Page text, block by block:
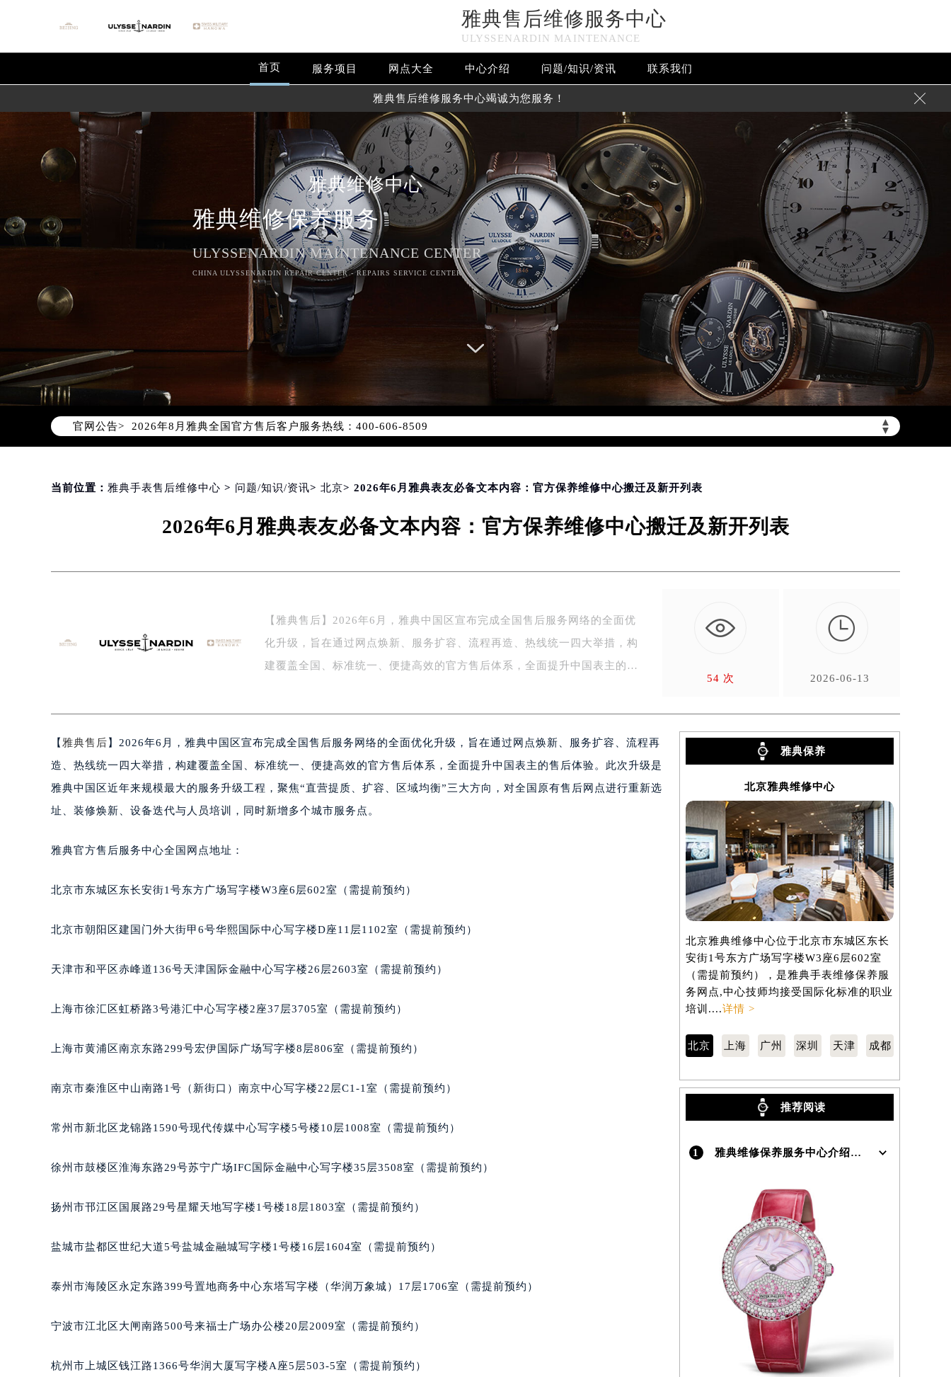
雅典售后维修服务中心
ULYSSENARDIN MAINTENANCE
首页 服务项目 网点大全 中心介绍 问题/知识/资讯 联系我们
雅典售后维修服务中心竭诚为您服务！ 
雅典维修中心
雅典维修保养服务
ULYSSENARDIN MAINTENANCE CENTER
CHINA ULYSSENARDIN REPAIR CENTER - REPAIRS SERVICE CENTER
官网公告> ▲
▼
2026年8月雅典中国区售后服务网络优化升级公告
2026年8月雅典全国官方售后客户服务热线：400-606-8509
雅典官方全国统一服务热线400-606-8509，服务覆盖中国大陆、香港、澳门、台湾全部区域（非大陆需加拨“+86”）
2026年8月雅典售后服务中心最新网点地址：
北京市东城区东长安街1号东方广场写字楼W3座6层602室（需提前预约）
上海市徐汇区虹桥路3号港汇中心写字楼2座37层3705室（需提前预约）
扬州市邗江区国展路29号星耀天地写字楼1号楼18层1803室（需提前预约）
盐城市盐都区世纪大道5号盐城金融城写字楼1号楼16层1604室（需提前预约）
泰州市海陵区永定东路399号置地商务中心东塔写字楼（华润万象城）17层1706室（需提前预约）
绍兴市越城区胜利东路379号世茂天际中心写字楼8层805室（需提前预约）
嘉兴市南湖区广益路705号嘉兴世界贸易中心写字楼A座13层1304室（需提前预约）
南昌市红谷滩新区红谷中大道998号绿地双子塔（中央广场）A1座办公楼14层07室（需提前预约）
济南市历下区经十路11111号华润中心写字楼（万象城）15层1508室（需提前预约）
广州市越秀区环市东路371-375号世界贸易中心大厦南塔写字楼15层07室（需提前预约）
惠州市惠城区江北文昌一路7号华贸大厦写字楼1座30层05室（需提前预约）
福州市鼓楼区五四路128-1号恒力城写字楼15层03室（需提前预约）
重庆市江北区观音桥步行街2号融恒时代广场写字楼9层902室（需提前预约）
郑州市二七区铭功路10号华润大厦写字楼29层2905室（需提前预约）
沈阳市沈河区中街路137号亨得利名表服务中心（品牌授权店）1层整层（需提前预约）
乌鲁木齐市天山区红山路26号时代广场（CCMALL）C座17层17-B（需提前预约）
哈尔滨市道里区友谊西路600号富力中心T2座写字楼29层03室（需提前预约）
佛山市禅城区季华五路57号万科金融中心C座12层1205室（需提前预约）
无锡市梁溪区人民中路139号恒隆广场写字楼1座11层1104室（需提前预约）
苏州市苏州工业园区星港街199号苏州中心办公楼C座22层08室（需提前预约）
南宁市青秀区金湖路59号地王大厦12楼1224室（需提前预约）
泉州市丰泽区宝洲路729号浦西万达中心写字楼A座7楼709室（需提前预约）
烟台市芝罘区胜利路139号万达金融中心A座907室（需提前预约）
当前位置： 雅典手表售后维修中心 > 问题/知识/资讯> 北京> 2026年6月雅典表友必备文本内容：官方保养维修中心搬迁及新开列表
2026年6月雅典表友必备文本内容：官方保养维修中心搬迁及新开列表
【雅典售后】2026年6月，雅典中国区宣布完成全国售后服务网络的全面优
化升级，旨在通过网点焕新、服务扩容、流程再造、热线统一四大举措，构
建覆盖全国、标准统一、便捷高效的官方售后体系，全面提升中国表主的售
54 次

2026-06-13
【 雅典售后 】2026年6月，雅典中国区宣布完成全国售后服务网络的全面优化升级，旨在通过网点焕新、服务扩容、流程再
造、热线统一四大举措，构建覆盖全国、标准统一、便捷高效的官方售后体系，全面提升中国表主的售后体验。此次升级是
雅典中国区近年来规模最大的服务升级工程，聚焦“直营提质、扩容、区域均衡”三大方向，对全国原有售后网点进行重新选
址、装修焕新、设备迭代与人员培训，同时新增多个城市服务点。
雅典官方售后服务中心全国网点地址：
北京市东城区东长安街1号东方广场写字楼W3座6层602室（需提前预约）
北京市朝阳区建国门外大街甲6号华熙国际中心写字楼D座11层1102室（需提前预约）
天津市和平区赤峰道136号天津国际金融中心写字楼26层2603室（需提前预约）
上海市徐汇区虹桥路3号港汇中心写字楼2座37层3705室（需提前预约）
上海市黄浦区南京东路299号宏伊国际广场写字楼8层806室（需提前预约）
南京市秦淮区中山南路1号（新街口）南京中心写字楼22层C1-1室（需提前预约）
常州市新北区龙锦路1590号现代传媒中心写字楼5号楼10层1008室（需提前预约）
徐州市鼓楼区淮海东路29号苏宁广场IFC国际金融中心写字楼35层3508室（需提前预约）
扬州市邗江区国展路29号星耀天地写字楼1号楼18层1803室（需提前预约）
盐城市盐都区世纪大道5号盐城金融城写字楼1号楼16层1604室（需提前预约）
泰州市海陵区永定东路399号置地商务中心东塔写字楼（华润万象城）17层1706室（需提前预约）
宁波市江北区大闸南路500号来福士广场办公楼20层2009室（需提前预约）
杭州市上城区钱江路1366号华润大厦写字楼A座5层503-5室（需提前预约）
雅典保养
北京雅典维修中心
北京雅典维修中心位于北京市东城区东长
安街1号东方广场写字楼W3座6层602室
（需提前预约），是雅典手表维修保养服
务网点,中心技师均接受国际化标准的职业
培训....详情 >
北京 上海 广州 深圳 天津 成都
推荐阅读
1 雅典维修保养服务中心介绍 | UlysseNardin